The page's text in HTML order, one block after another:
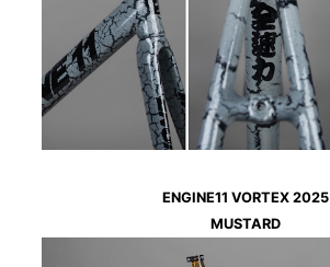
ENGINE11 VORTEX 2025
MUSTARD